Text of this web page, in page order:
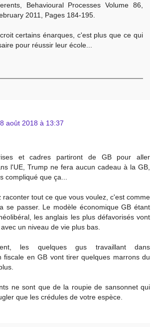
Behavioural Processes Volume 86,
2011, Pages 184-195.
certains énarques, c'est plus que ce qui
pour réussir leur école...
août 2018 à 13:37
et cadres partiront de GB pour aller
l'UE, Trump ne fera aucun cadeau à la GB,
compliqué que ça...
raconter tout ce que vous voulez, c'est comme
se passer. Le modèle économique GB étant
les anglais les plus défavorisés vont
un niveau de vie plus bas.
les quelques gus travaillant dans
fiscale en GB vont tirer quelques marrons du
ne sont que de la roupie de sansonnet qui
que les crédules de votre espèce.